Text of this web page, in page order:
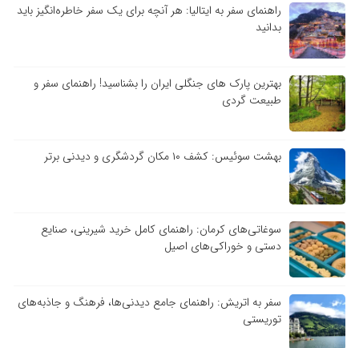
راهنمای سفر به ایتالیا: هر آنچه برای یک سفر خاطره‌انگیز باید
بدانید
بهترین پارک های جنگلی ایران را بشناسید! راهنمای سفر و
طبیعت گردی
بهشت سوئیس: کشف ۱۰ مکان گردشگری و دیدنی برتر
سوغاتی‌های کرمان: راهنمای کامل خرید شیرینی، صنایع
دستی و خوراکی‌های اصیل
سفر به اتریش: راهنمای جامع دیدنی‌ها، فرهنگ و جاذبه‌های
توریستی